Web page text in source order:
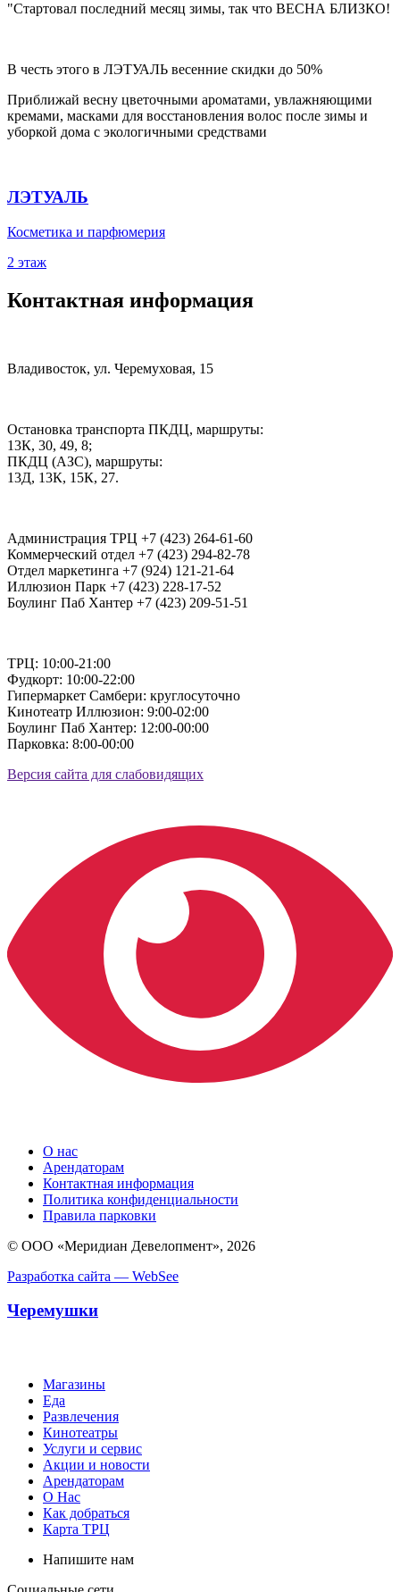
"Стартовал последний месяц зимы, так что ВЕСНА БЛИЗКО!
В честь этого в ЛЭТУАЛЬ весенние скидки до 50%
Приближай весну цветочными ароматами, увлажняющими
кремами, масками для восстановления волос после зимы и
уборкой дома с экологичными средствами
ЛЭТУАЛЬ
Косметика и парфюмерия
2 этаж
Контактная информация
Владивосток, ул. Черемуховая, 15
Остановка транспорта ПКДЦ, маршруты:
13К, 30, 49, 8;
ПКДЦ (АЗС), маршруты:
13Д, 13К, 15К, 27.
Администрация ТРЦ +7 (423) 264-61-60
Коммерческий отдел +7 (423) 294-82-78
Отдел маркетинга +7 (924) 121-21-64
Иллюзион Парк +7 (423) 228-17-52
Боулинг Паб Хантер +7 (423) 209-51-51
ТРЦ: 10:00-21:00
Фудкорт: 10:00-22:00
Гипермаркет Самбери: круглосуточно
Кинотеатр Иллюзион: 9:00-02:00
Боулинг Паб Хантер: 12:00-00:00
Парковка: 8:00-00:00
Версия сайта для слабовидящих
О нас
Арендаторам
Контактная информация
Политика конфиденциальности
Правила парковки
© ООО «Меридиан Девелопмент», 2026
Разработка сайта — WebSee
Черемушки
Магазины
Еда
Развлечения
Кинотеатры
Услуги и сервис
Акции и новости
Арендаторам
О Нас
Как добраться
Карта ТРЦ
Напишите нам